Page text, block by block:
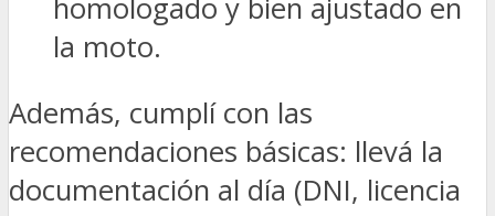
homologado y bien ajustado en
la moto.
Además, cumplí con las
recomendaciones básicas: llevá la
documentación al día (DNI, licencia